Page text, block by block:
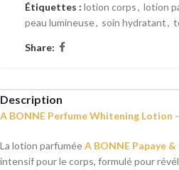
Étiquettes : lotion corps, lotion
peau lumineuse, soin hydratant,
Share:
Description
A BONNE Perfume Whitening Lotion
La lotion parfuméeA BONNE Papaye &
intensif pour le corps, formulé pour